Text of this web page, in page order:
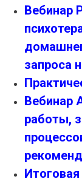
Вебинар
запроса
Вебинар
работы,